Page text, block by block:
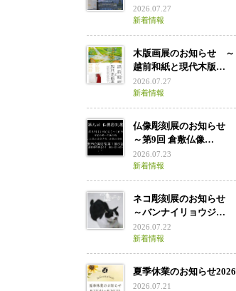
2026.07.27
新着情報
木版画展のお知らせ ～
越前和紙と現代木版…
2026.07.27
新着情報
仏像彫刻展のお知らせ
～第9回 倉敷仏像…
2026.07.23
新着情報
ネコ彫刻展のお知らせ
～バンナイリョウジ…
2026.07.22
新着情報
夏季休業のお知らせ2026
2026.07.21